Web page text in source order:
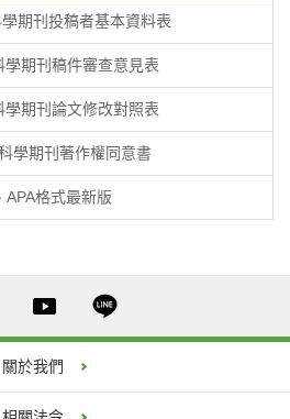
期刊投稿者基本資料表
學期刊稿件審查意見表
學期刊論文修改對照表
學期刊著作權同意書
APA格式最新版
關於我們